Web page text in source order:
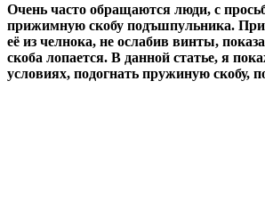
Очень часто обращаются люди, с
прижимную скобу подъшпульника.
её из челнока, не ослабив винты,
скоба лопается. В данной статье, я
условиях, подогнать пружиную скобу,